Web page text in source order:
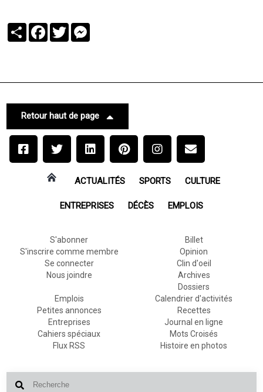
PartagerFacebook
Twitter
Retour haut de page
ACTUALITÉS SPORTS CULTURE
ENTREPRISES DÉCÈS EMPLOIS
S'abonner
S'inscrire comme membre
Se connecter
Nous joindre
Billet
Opinion
Clin d'oeil
Archives
Dossiers
Emplois
Petites annonces
Entreprises
Cahiers spéciaux
Flux RSS
Calendrier d'activités
Recettes
Journal en ligne
Mots Croisés
Histoire en photos